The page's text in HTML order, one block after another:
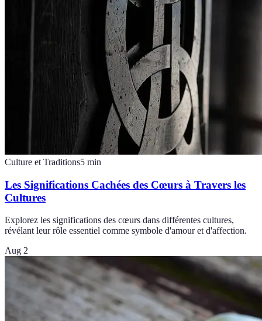
Culture et Traditions5 min
Les Significations Cachées des Cœurs à Travers les
Cultures
Explorez les significations des cœurs dans différentes cultures,
révélant leur rôle essentiel comme symbole d'amour et d'affection.
Aug 2